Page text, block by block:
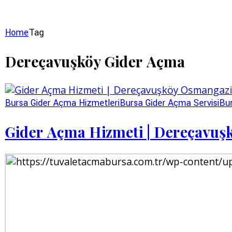
HomeTag
Dereçavuşköy Gider Açma
Bursa Gider Açma HizmetleriBursa Gider Açma Servisi
Gider Açma Hizmeti |